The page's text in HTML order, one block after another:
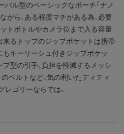
ル型のベーシックなポーチ「ナノ
がら、ある程度マチがある為、必要
トボトルやカメラ位まで入る容量
来るトップのジップポケットは携帯
もキーリーシュ付きジップポケッ
プ型の引手、負担を軽減するメッシ
ベルトなど、気の利いたディティ
ゴリーならでは。